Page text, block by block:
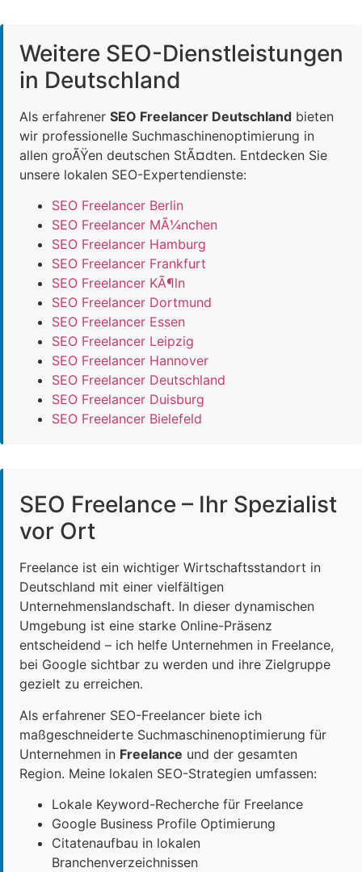
Weitere SEO-Dienstleistungen
in Deutschland
Als erfahrener SEO Freelancer Deutschland bieten
wir professionelle Suchmaschinenoptimierung in
allen groÃŸen deutschen StÃ¤dten. Entdecken Sie
unsere lokalen SEO-Expertendienste:
SEO Freelancer Berlin
SEO Freelancer MÃ¼nchen
SEO Freelancer Hamburg
SEO Freelancer Frankfurt
SEO Freelancer KÃ¶ln
SEO Freelancer Dortmund
SEO Freelancer Essen
SEO Freelancer Leipzig
SEO Freelancer Hannover
SEO Freelancer Deutschland
SEO Freelancer Duisburg
SEO Freelancer Bielefeld
SEO Freelance – Ihr Spezialist
vor Ort
Freelance ist ein wichtiger Wirtschaftsstandort in
Deutschland mit einer vielfältigen
Unternehmenslandschaft. In dieser dynamischen
Umgebung ist eine starke Online-Präsenz
entscheidend – ich helfe Unternehmen in Freelance,
bei Google sichtbar zu werden und ihre Zielgruppe
gezielt zu erreichen.
Als erfahrener SEO-Freelancer biete ich
maßgeschneiderte Suchmaschinenoptimierung für
Unternehmen in Freelance und der gesamten
Region. Meine lokalen SEO-Strategien umfassen:
Lokale Keyword-Recherche für Freelance
Google Business Profile Optimierung
Citatenaufbau in lokalen
Branchenverzeichnissen